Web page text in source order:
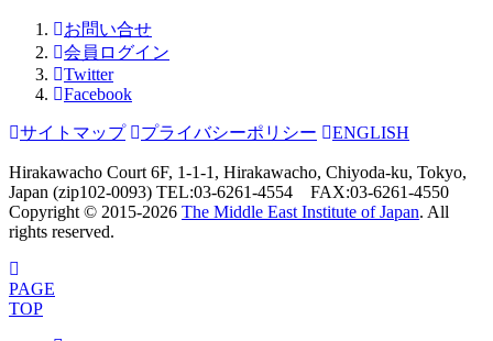
お問い合せ
会員ログイン
Twitter
Facebook
サイトマップ プライバシーポリシー ENGLISH
Hirakawacho Court 6F, 1-1-1, Hirakawacho, Chiyoda-ku, Tokyo,
Japan (zip102-0093) TEL:03-6261-4554 FAX:03-6261-4550
Copyright © 2015-2026 The Middle East Institute of Japan. All
rights reserved.
PAGE
TOP